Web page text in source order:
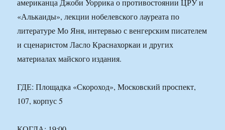
американца Джоби Уоррика о противостоянии ЦРУ и
«Алькаиды», лекции нобелевского лауреата по
литературе Мо Яня, интервью с венгерским писателем
и сценаристом Ласло Краснахоркаи и других
материалах майского издания.
ГДЕ: Площадка «Скороход», Московский проспект,
107, корпус 5